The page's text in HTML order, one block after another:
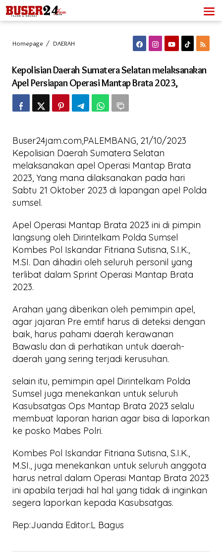
Lewati
ke
konten
Homepage / DAERAH
Selatan
melaksanakan
Apel
Persiapan
Operasi
Mantap
Kepolisian Daerah Sumatera Selatan melaksanakan
Apel Persiapan Operasi Mantap Brata 2023,
Buser24jam.com,PALEMBANG, 21/10/2023
Kepolisian Daerah Sumatera Selatan
melaksanakan apel Operasi Mantap Brata
2023, Yang mana dilaksanakan pada hari
Sabtu 21 Oktober 2023 di lapangan apel Polda
sumsel.
Apel Operasi Mantap Brata 2023 ini di pimpin
langsung oleh Dirintelkam Polda Sumsel
Kombes Pol Iskandar Fitriana Sutisna, S.I.K.,
M.SI. Dan dihadiri oleh seluruh personil yang
terlibat dalam Sprint Operasi Mantap Brata
2023.
Arahan yang diberikan oleh pemimpin apel,
agar jajaran Pre emtif harus di deteksi dengan
baik, harus pahami daerah kerawanan
Bawaslu dan di perhatikan untuk daerah-
daerah yang sering terjadi kerusuhan.
selain itu, pemimpin apel Dirintelkam Polda
Sumsel juga menekankan untuk seluruh
Kasubsatgas Ops Mantap Brata 2023 selalu
membuat laporan harian agar bisa di laporkan
ke posko Mabes Polri.
Kombes Pol Iskandar Fitriana Sutisna, S.I.K.,
M.SI., juga menekankan untuk seluruh anggota
harus netral dalam Operasi Mantap Brata 2023
ini apabila terjadi hal hal yang tidak di inginkan
segera laporkan kepada Kasubsatgas.
Rep:Juanda Editor:L Bagus